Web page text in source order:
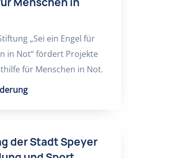
„Sei ein Engel für
in Not“ fördert Projekte
für Menschen in Not.
der Stadt Speyer